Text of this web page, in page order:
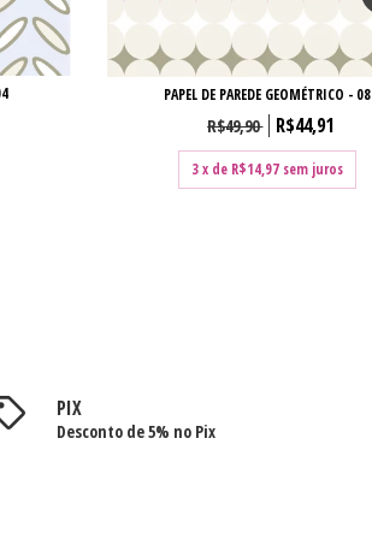
PAPEL DE PAREDE GEOMÉTRICO - 08
R$49,90 R$44,91
3x de R$14,97 sem juros
PIX
Desconto de 5% no Pix